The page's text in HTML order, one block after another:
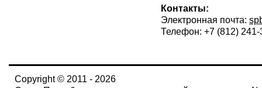
Контакты:
Электронная почта:
Телефон: +7 (812) 241-
Copyright © 2011 - 2026